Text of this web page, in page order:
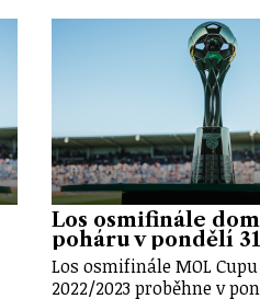
Los osmifinále
poháru v pondělí
Los osmifinále MOL
2022/2023 proběhne v